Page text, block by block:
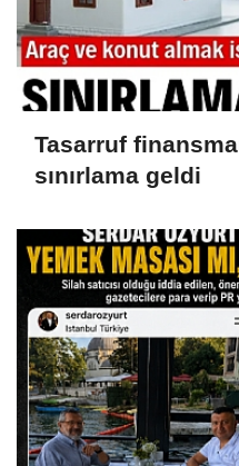
Tasarruf
sınırlama geldi